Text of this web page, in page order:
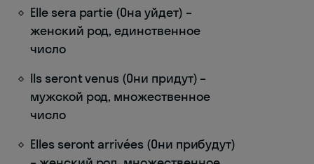
Elle sera partie (Она уйдет) –
женский род, единственное
число
Ils seront venus (Они придут) –
мужской род, множественное
число
Elles seront arrivées (Они прибудут)